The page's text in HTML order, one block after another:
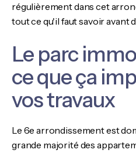
régulièrement dans cet
tout ce qu'il faut savoir avant
Le parc
ce que ça
vos travaux
Le 6e arrondissement est
grande majorité des